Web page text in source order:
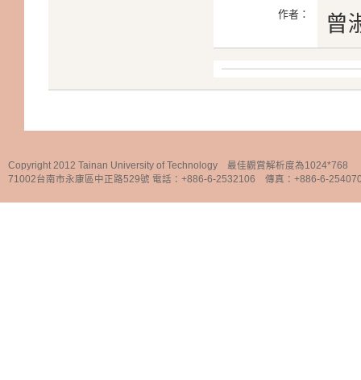
作者： 曾
Copyright 2012 Tainan University of Technology 最佳觀賞解析度為1024*768
71002台南市永康區中正路529號 電話：+886-6-2532106 傳真：+886-6-